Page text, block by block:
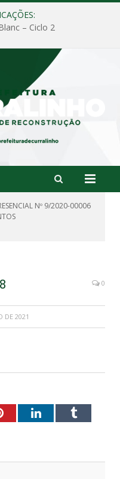
– Ciclo 2
Nº 9/2020-00006
0
DE 2021
PinterestLinkedInTumblr